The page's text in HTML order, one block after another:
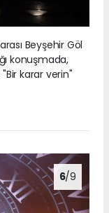
Beyşehir Göl
konuşmada,
karar verin"
6/9